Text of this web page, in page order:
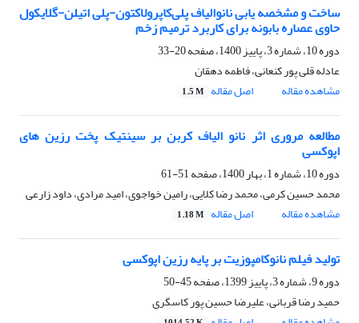
ساخت و مشخصه یابی نانوالیاف پلی‌کاپرولاکتون-پلی اتیلن-گلایکول
حاوی عصاره بابونه برای کاربرد ترمیم زخم
دوره 10، شماره 3، پاییز 1400، صفحه
20-33
عادله قلی پور کنعانی، فاطمه دهقان
مشاهده مقاله
اصل مقاله 1.5 M
مطالعه مروری اثر نانو الیاف کربن بر سینتیک پخت رزین های
اپوکسی
دوره 10، شماره 1، بهار 1400، صفحه
51-61
محمد حسین کرمی، محمد رضا کلایی، رامین خواجوی، امید مرادی، داود زارعی
مشاهده مقاله
اصل مقاله 1.18 M
تولید فیلم نانوکامپوزیت بر پایه رزین اپوکسی
دوره 9، شماره 3، پاییز 1399، صفحه
45-50
حمید رضا قربانی، علیرضا حسین پور کاسگری